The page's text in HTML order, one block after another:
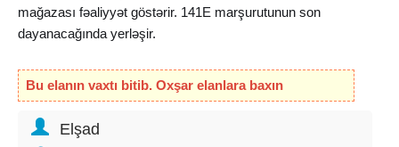
mağazası fəaliyyət göstərir. 141E marşurutunun son
dayanacağında yerləşir.
Real alıcı ilə razılaşma mümkündür – qiymətdə endirim
ediləcək.
Fikri ciddi olan şəxslər əlaqə saxlasın.
Bu elanın vaxtı bitib. Oxşar elanlara baxın
Elşad